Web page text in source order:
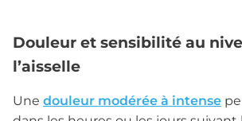
Douleur et sensibilité au
l’aisselle
Une douleur modérée à intense